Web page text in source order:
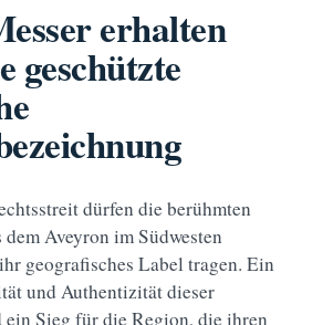
erhalten
geschützte
dürfen die berühmten
Aveyron im Südwesten
geografisches Label tragen. Ein
und Authentizität dieser
ein Sieg für die Region, die ihren